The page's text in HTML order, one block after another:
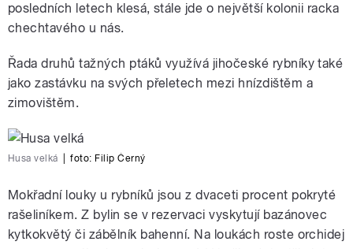
posledních letech klesá, stále jde o největší kolonii racka
chechtavého u nás.
Řada druhů tažných ptáků využívá jihočeské rybníky také
jako zastávku na svých přeletech mezi hnízdištěm a
zimovištěm.
Husa velká foto: Filip Černý
Mokřadní louky u rybníků jsou z dvaceti procent pokryté
rašeliníkem. Z bylin se v rezervaci vyskytují bazánovec
kytkokvětý či zábělník bahenní. Na loukách roste orchidej